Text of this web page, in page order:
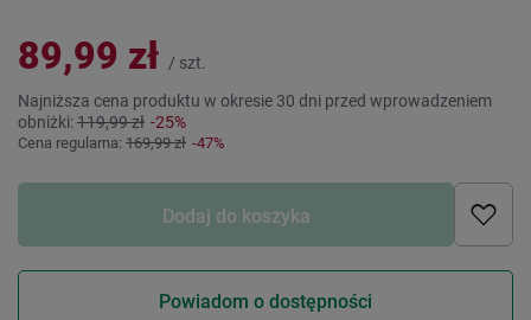
89,99 zł / szt.
Najniższa cena produktu w okresie 30 dni przed wprowadzeniem
obniżki:119,99 zł -25%
Cena regularna: 169,99 zł -47%
Dodaj do koszyka
Powiadom o dostępności